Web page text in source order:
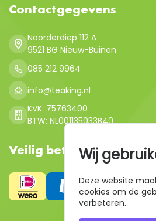
Contactgegevens
Noorderdiep 112 A
9521 BG Nieuw-Buinen
085 212 9964
info@teaking.nl
KVK: 75763400
BTW: NL001135033B40
Veilig betalen
Wij
Deze website
cookies om de
verbeteren.